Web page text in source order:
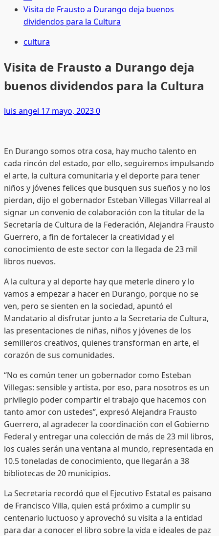
Visita de Frausto a Durango deja buenos
dividendos para la Cultura
cultura
Visita de Frausto a Durango deja
buenos dividendos para la Cultura
luis angel 17 mayo, 20230
En Durango somos otra cosa, hay mucho talento en
cada rincón del estado, por ello, seguiremos impulsando
el arte, la cultura comunitaria y el deporte para tener
niños y jóvenes felices que busquen sus sueños y no los
pierdan, dijo el gobernador Esteban Villegas Villarreal al
signar un convenio de colaboración con la titular de la
Secretaría de Cultura de la Federación, Alejandra Frausto
Guerrero, a fin de fortalecer la creatividad y el
conocimiento de este sector con la llegada de 23 mil
libros nuevos.
A la cultura y al deporte hay que meterle dinero y lo
vamos a empezar a hacer en Durango, porque no se
ven, pero se sienten en la sociedad, apuntó el
Mandatario al disfrutar junto a la Secretaria de Cultura,
las presentaciones de niñas, niños y jóvenes de los
semilleros creativos, quienes transforman en arte, el
corazón de sus comunidades.
“No es común tener un gobernador como Esteban
Villegas: sensible y artista, por eso, para nosotros es un
privilegio poder compartir el trabajo que hacemos con
tanto amor con ustedes”, expresó Alejandra Frausto
Guerrero, al agradecer la coordinación con el Gobierno
Federal y entregar una colección de más de 23 mil libros,
los cuales serán una ventana al mundo, representada en
10.5 toneladas de conocimiento, que llegarán a 38
bibliotecas de 20 municipios.
La Secretaria recordó que el Ejecutivo Estatal es paisano
de Francisco Villa, quien está próximo a cumplir su
centenario luctuoso y aprovechó su visita a la entidad
para dar a conocer el libro sobre la vida e ideales de paz